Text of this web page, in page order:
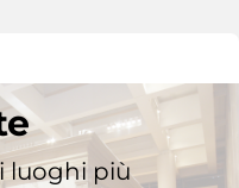
luoghi più